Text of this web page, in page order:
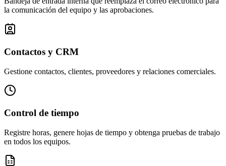
la comunicación del equipo y las aprobaciones.
Contactos y CRM
Gestione contactos, clientes, proveedores y relaciones comerciales.
Control de tiempo
Registre horas, genere hojas de tiempo y obtenga pruebas de trabajo
en todos los equipos.